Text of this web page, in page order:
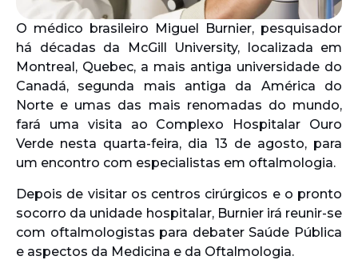
O médico brasileiro Miguel Burnier, pesquisador
há décadas da McGill University, localizada em
Montreal, Quebec, a mais antiga universidade do
Canadá, segunda mais antiga da América do
Norte e umas das mais renomadas do mundo,
fará uma visita ao Complexo Hospitalar Ouro
Verde nesta quarta-feira, dia 13 de agosto, para
um encontro com especialistas em oftalmologia.
Depois de visitar os centros cirúrgicos e o pronto
socorro da unidade hospitalar, Burnier irá reunir-se
com oftalmologistas para debater Saúde Pública
e aspectos da Medicina e da Oftalmologia.